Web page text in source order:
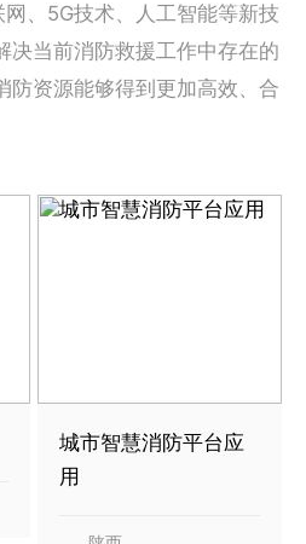
网、5G技术、人工智能等新技
决当前消防救援工作中存在的
防资源能够得到更加高效、合
城市智慧消防平台应
用